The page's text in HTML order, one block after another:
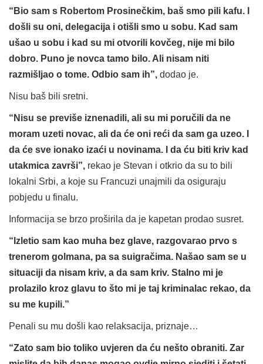
“Bio sam s Robertom Prosinečkim, baš smo pili kafu. I
došli su oni, delegacija i otišli smo u sobu. Kad sam
ušao u sobu i kad su mi otvorili kovčeg, nije mi bilo
dobro. Puno je novca tamo bilo. Ali nisam niti
razmišljao o tome. Odbio sam ih”, dodao je.
Nisu baš bili sretni.
“Nisu se previše iznenadili, ali su mi poručili da ne
moram uzeti novac, ali da će oni reći da sam ga uzeo. I
da će sve ionako izaći u novinama. I da ću biti kriv kad
utakmica završi”, rekao je Stevan i otkrio da su to bili
lokalni Srbi, a koje su Francuzi unajmili da osiguraju
pobjedu u finalu.
Informacija se brzo proširila da je kapetan prodao susret.
“Izletio sam kao muha bez glave, razgovarao prvo s
trenerom golmana, pa sa suigračima. Našao sam se u
situaciji da nisam kriv, a da sam kriv. Stalno mi je
prolazilo kroz glavu to što mi je taj kriminalac rekao, da
su me kupili.”
Penali su mu došli kao relaksacija, priznaje…
“Zato sam bio toliko uvjeren da ću nešto obraniti. Zar